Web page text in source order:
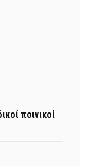
ποινικοί